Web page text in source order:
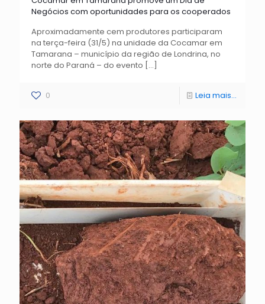
Negócios com oportunidades para os cooperados
Aproximadamente cem produtores participaram
na terça-feira (31/5) na unidade da Cocamar em
Tamarana – município da região de Londrina, no
norte do Paraná – do evento […]
0 Leia mais...